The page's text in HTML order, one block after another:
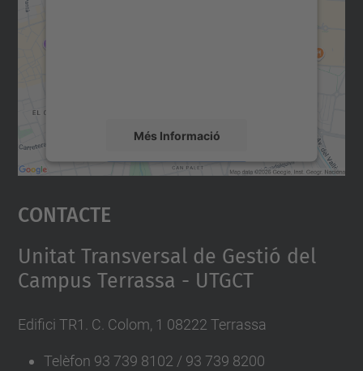
Més Informació
Accepta
powered by
Contacte
Unitat Transversal de Gestió del
Campus Terrassa - UTGCT
Edifici TR1. C. Colom, 1 08222 Terrassa
Telèfon 93 739 8102 / 93 739 8200